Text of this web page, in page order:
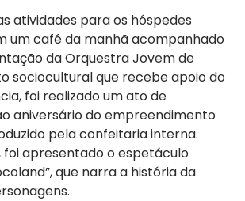
atividades para os hóspedes
um café da manhã acompanhado
da Orquestra Jovem de
sociocultural que recebe apoio do
foi realizado um ato de
aniversário do empreendimento
pela confeitaria interna.
foi apresentado o espetáculo
que narra a história da